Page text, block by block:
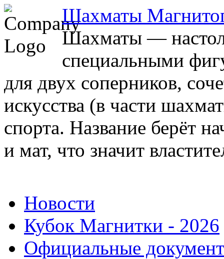
Шахматы
Шахматы —
специальными
для двух соперников,
искусства (в части
спорта. Название берёт
и мат, что значит
Новости
Кубок Магнитки - 2026
Официальные